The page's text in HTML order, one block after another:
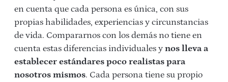
en cuenta que cada persona es única, con sus
propias habilidades, experiencias y circunstancias
de vida. Compararnos con los demás no tiene en
cuenta estas diferencias individuales y nos lleva a
establecer estándares poco realistas para
nosotros mismos. Cada persona tiene su propio